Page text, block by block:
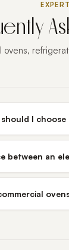
ovens,
I
between an